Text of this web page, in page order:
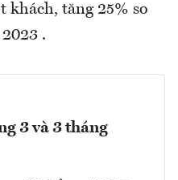
khách, tăng 25% so
.
3 và 3 tháng